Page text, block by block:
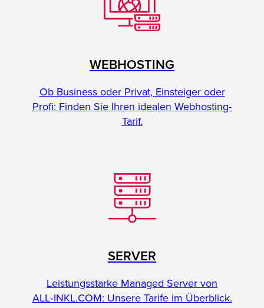
WEBHOSTING
Ob Business oder Privat, Einsteiger oder
Profi: Finden Sie Ihren idealen Webhosting-
Tarif.
SERVER
Leistungsstarke Managed Server von
ALL‑INKL.COM: Unsere Tarife im Überblick.